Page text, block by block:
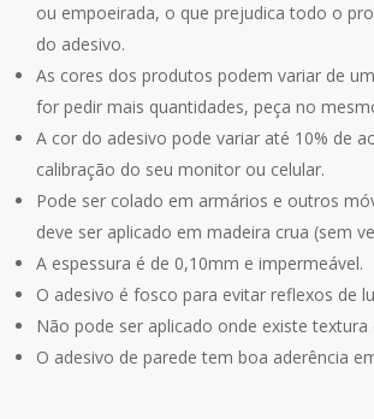
ou empoeirada, o que prejudica todo o
do adesivo.
As cores dos produtos podem variar de
for pedir mais quantidades, peça no
A cor do adesivo pode variar até 10% de
calibração do seu monitor ou celular.
Pode ser colado em armários e outros
deve ser aplicado em madeira crua (sem
A espessura é de 0,10mm e impermeável.
O adesivo é fosco para evitar reflexos de
Não pode ser aplicado onde existe
O adesivo de parede tem boa aderência